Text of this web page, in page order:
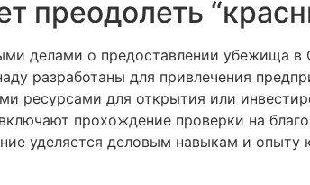
преодолеть
делами о предоставлении убежища в
разработаны для привлечения
для открытия или
прохождение проверки на
уделяется деловым навыкам и опыту